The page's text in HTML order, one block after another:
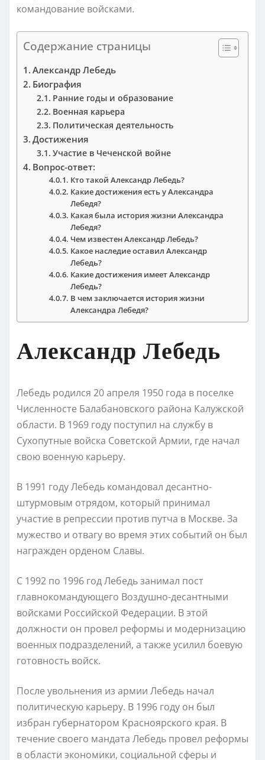
командование войсками.
Содержание страницы
Александр Лебедь
Биография
Ранние годы и образование
Военная карьера
Политическая деятельность
Достижения
Участие в Чеченской войне
Вопрос-ответ:
Кто такой Александр Лебедь?
Какие достижения есть у Александра
Лебедя?
Какая была история жизни Александра
Лебедя?
Чем известен Александр Лебедь?
Какое наследие оставил Александр
Лебедь?
Какие достижения имеет Александр
Лебедь?
В чем заключается история жизни
Александра Лебедя?
Александр Лебедь
Лебедь родился 20 апреля 1950 года в поселке
Численносте Балабановского района Калужской
области. В 1969 году поступил на службу в
Сухопутные войска Советской Армии, где начал
свою военную карьеру.
В 1991 году Лебедь командовал десантно-
штурмовым отрядом, который принимал
участие в репрессии против путча в Москве. За
мужество и отвагу во время этих событий он был
награжден орденом Славы.
С 1992 по 1996 год Лебедь занимал пост
главнокомандующего Воздушно-десантными
войсками Российской Федерации. В этой
должности он провел реформы и модернизацию
военных подразделений, а также усилил боевую
готовность войск.
После увольнения из армии Лебедь начал
политическую карьеру. В 1996 году он был
избран губернатором Красноярского края. В
течение своего мандата Лебедь провел реформы
в области экономики, социальной сферы и